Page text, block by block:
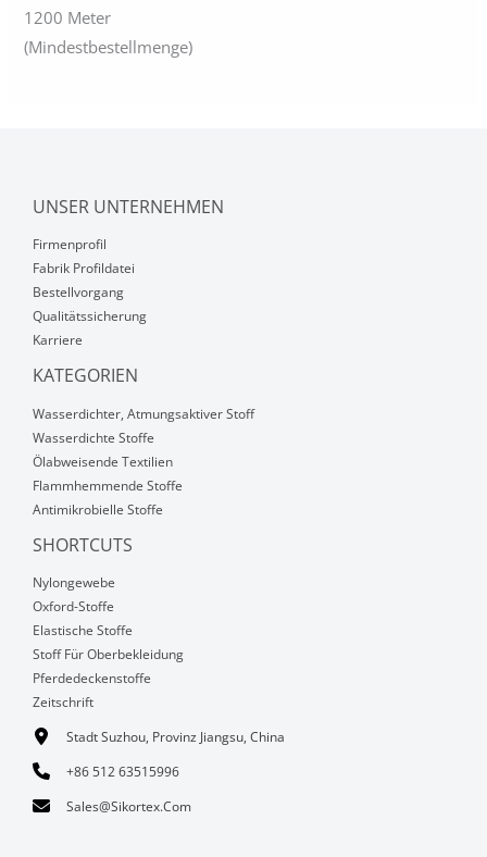
1200 Meter
(Mindestbestellmenge)
UNSER UNTERNEHMEN
Firmenprofil
Fabrik Profildatei
Bestellvorgang
Qualitätssicherung
Karriere
KATEGORIEN
Wasserdichter, Atmungsaktiver Stoff
Wasserdichte Stoffe
Ölabweisende Textilien
Flammhemmende Stoffe
Antimikrobielle Stoffe
SHORTCUTS
Nylongewebe
Oxford-Stoffe
Elastische Stoffe
Stoff Für Oberbekleidung
Pferdedeckenstoffe
Zeitschrift
Stadt Suzhou, Provinz Jiangsu, China
+86 512 63515996
Sales@sikortex.com